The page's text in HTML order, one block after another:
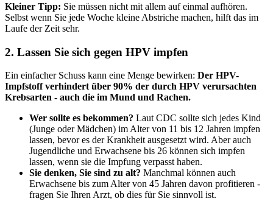
Kleiner Tipp: Sie müssen nicht mit allem auf einmal aufhören.
Selbst wenn Sie jede Woche kleine Abstriche machen, hilft das im
Laufe der Zeit sehr.
2. Lassen Sie sich gegen HPV impfen
Ein einfacher Schuss kann eine Menge bewirken: Der HPV-
Impfstoff verhindert über 90% der durch HPV verursachten
Krebsarten - auch die im Mund und Rachen.
Wer sollte es bekommen? Laut CDC sollte sich jedes Kind
(Junge oder Mädchen) im Alter von 11 bis 12 Jahren impfen
lassen, bevor es der Krankheit ausgesetzt wird. Aber auch
Jugendliche und Erwachsene bis 26 können sich impfen
lassen, wenn sie die Impfung verpasst haben.
Sie denken, Sie sind zu alt? Manchmal können auch
Erwachsene bis zum Alter von 45 Jahren davon profitieren -
fragen Sie Ihren Arzt, ob dies für Sie sinnvoll ist.